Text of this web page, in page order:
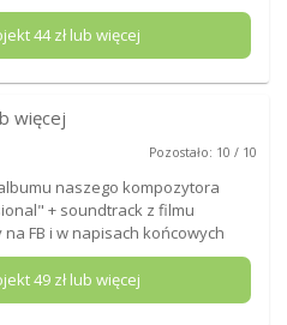
44zł lub więcej
więcej
Pozostało: 10 / 10
naszego kompozytora
+ soundtrack z filmu
FB i w napisach końcowych
49 zł lub więcej